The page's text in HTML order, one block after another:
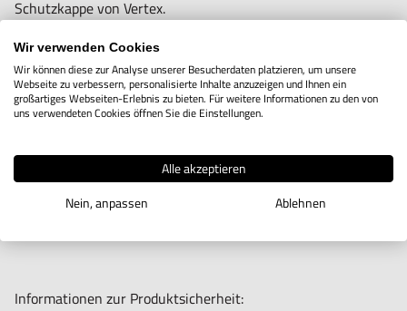
Schutzkappe von Vertex.
Verstellbare Klemmhöhe.
Abmessungen: 300x180x2 mm
Informationen zur Produktsicherheit:
Wir verwenden Cookies
Wir können diese zur Analyse unserer Besucherdaten platzieren, um unsere
Webseite zu verbessern, personalisierte Inhalte anzuzeigen und Ihnen ein
großartiges Webseiten-Erlebnis zu bieten. Für weitere Informationen zu den von
uns verwendeten Cookies öffnen Sie die Einstellungen.
Alle akzeptieren
Nein, anpassen
Ablehnen